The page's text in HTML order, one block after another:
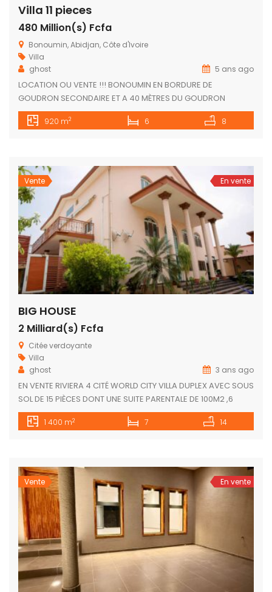
Villa 11 pieces
480 Million(s) Fcfa
Bonoumin, Abidjan, Côte d'Ivoire
Villa
ghost
5 ans ago
LOCATION OU VENTE !!! BONOUMIN EN BORDURE DE
GOUDRON SECONDAIRE ET A 40 MÈTRES DU GOUDRON
PRINCIPAL UN DUPLEX DE TYPE EUROPÉEN ARBORÉ ET
VERDOYANT AVEC UN GRAND JARDIN ET UNE TRES BELLE
GRAND SÉJOUR […]
920 m2 6 8
Vente En vente
BIG HOUSE
2 Milliard(s) Fcfa
Citée verdoyante
Villa
ghost
3 ans ago
EN VENTE RIVIERA 4 CITÉ WORLD CITY VILLA DUPLEX AVEC SOUS
SOL DE 15 PIÈCES DONT UNE SUITE PARENTALE DE 100M2 ,6
AUTRES CHAMBRES AUTONOMES UN GRANDE SALLE DE
RÉUNION,3 SALONS,UNE SALLE DE FÊTE, UNE BOYERIE , UNE
AFRICAINE,UNE BUANDERIE, […]
1 400 m2 7 14
Vente En vente